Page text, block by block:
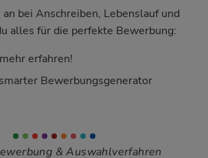
bei Anschreiben, Lebenslauf und
alles für die perfekte Bewerbung:
erfahren!
Bewerbungsgenerator
& Auswahlverfahren